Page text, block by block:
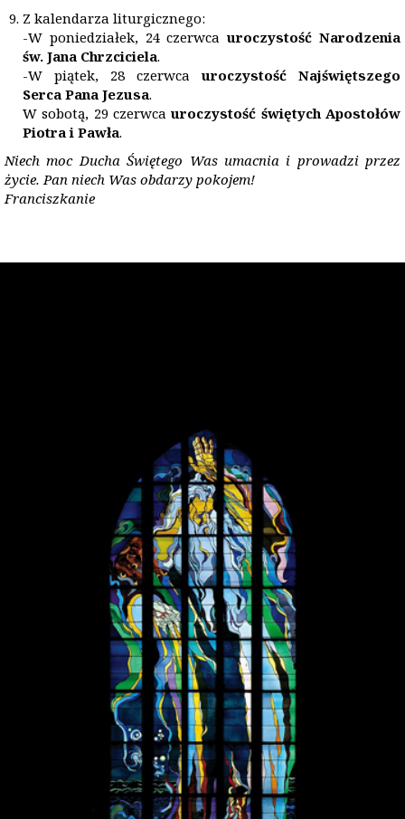
Z kalendarza liturgicznego:
-W poniedziałek, 24 czerwca uroczystość Narodzenia
św. Jana Chrzciciela.
-W piątek, 28 czerwca uroczystość Najświętszego
Serca Pana Jezusa.
W sobotą, 29 czerwcauroczystość świętych Apostołów
Piotra i Pawła.
Niech moc Ducha Świętego Was umacnia i prowadzi przez
życie. Pan niech Was obdarzy pokojem!
Franciszkanie